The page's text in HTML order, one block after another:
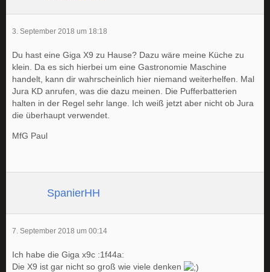
3. September 2018 um 18:18
Du hast eine Giga X9 zu Hause? Dazu wäre meine Küche zu
klein. Da es sich hierbei um eine Gastronomie Maschine
handelt, kann dir wahrscheinlich hier niemand weiterhelfen. Mal
Jura KD anrufen, was die dazu meinen. Die Pufferbatterien
halten in der Regel sehr lange. Ich weiß jetzt aber nicht ob Jura
die überhaupt verwendet.
MfG Paul
SpanierHH
7. September 2018 um 00:14
Ich habe die Giga x9c :1f44a:
Die X9 ist gar nicht so groß wie viele denken